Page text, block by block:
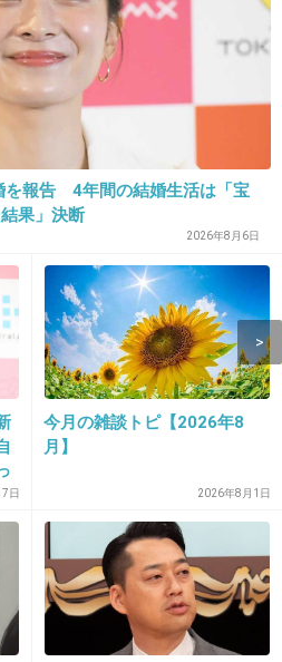
+1090
+726
やつが何言ってるんです
+1659 -3
るし！
+1244
を報告 4年間の結婚生活は「宝
果」決断
2026年8月6日
日
今月の雑談トピ【2026年8
月】
2026年8月1日